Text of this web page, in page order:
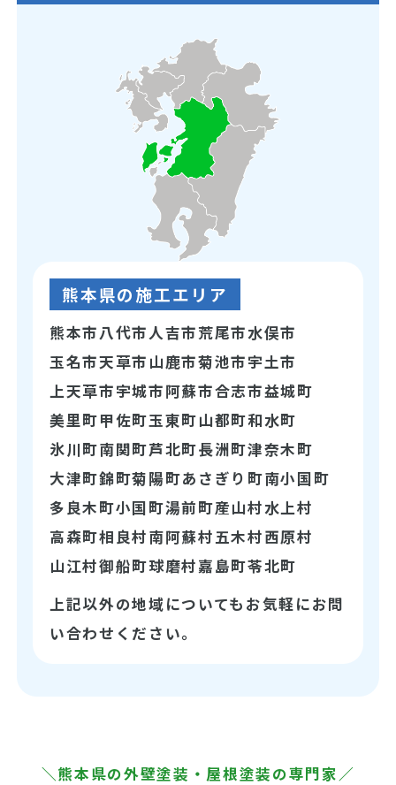
熊本県の施工エリア
熊本市八代市人吉市荒尾市水俣市
玉名市天草市 山鹿市菊池市宇土市
上天草市宇城市阿蘇市合志市益城町
美里町甲佐町玉東町山都町和水町
氷川町南関町芦北町長洲町津奈木町
大津町錦町菊陽町あさぎり町南小国町
多良木町小国町湯前町産山村水上村
高森町相良村南阿蘇村五木村西原村
山江村御船町球磨村嘉島町苓北町
上記以外の地域についてもお気軽にお問
い合わせください。
＼熊本県の外壁塗装・屋根塗装の専門家／